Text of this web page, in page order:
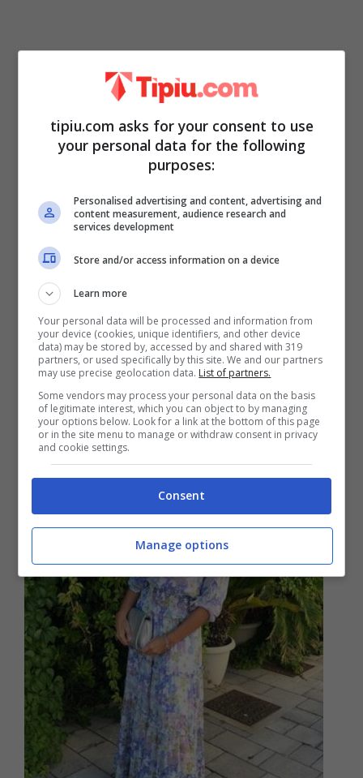
delle foto che la ritraggono al matrimonio di
altri due protagonisti di Uomini e Donne,
stiamo parlando di Caterina e Biagio. La De
Santi ha optato per un vestito lungo, con
colori tenui e fantasia floreale: non c’è che
dire, è sempre stata elegante e i fan hanno
particolarmente apprezzato l’outfit sobrio
che ha però esaltato la sua bellezza.
tipiu.com asks for your consent to use
your personal data for the following
purposes:
Personalised advertising and content, advertising and
content measurement, audience research and
services development
Store and/or access information on a device
Learn more
Your personal data will be processed and information from
your device (cookies, unique identifiers, and other device
data) may be stored by, accessed by and shared with 319
partners, or used specifically by this site. We and our partners
may use precise geolocation data. List of partners.
Some vendors may process your personal data on the basis
of legitimate interest, which you can object to by managing
your options below. Look for a link at the bottom of this page
or in the site menu to manage or withdraw consent in privacy
and cookie settings.
Consent
Manage options